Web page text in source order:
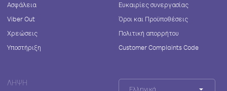
Ασφάλεια
Viber Out
Χρεώσεις
Υποστήριξη
Ευκαιρίες συνεργασίας
Όροι και Προϋποθέσεις
Πολιτική απορρήτου
Customer Complaints Code
ΛΉΨΗ
Ελληνικά